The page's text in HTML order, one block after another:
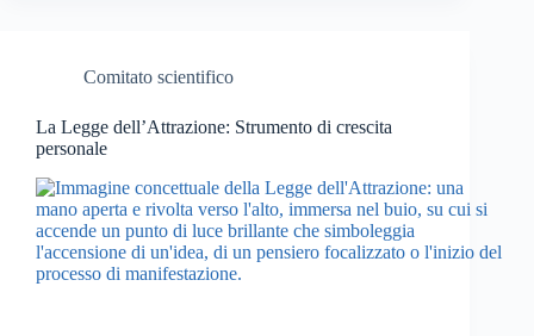
Comitato scientifico
La Legge dell’Attrazione: Strumento di crescita
personale